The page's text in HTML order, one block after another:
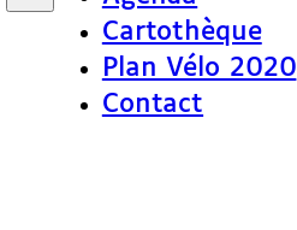
Cartothèque
Plan Vélo 2020
Contact